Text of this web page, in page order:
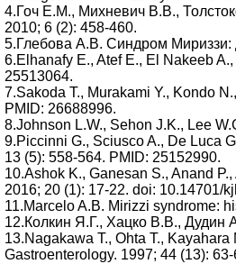
4.Гоч Е.М., Михневич В.В.,
2010; 6 (2): 458-460.
5.Глебова А.В. Синдром Мириззи:
6.Elhanafy E., Atef E., El Nakeeb
25513064.
7.Sakoda T., Murakami Y., Kondo
PMID: 26688996.
8.Johnson L.W., Sehon J.K., Lee
9.Piccinni G., Sciusco A., De Luca
13 (5): 558-564. PMID: 25152990.
10.Ashok K., Ganesan S., Anand
2016; 20 (1): 17-22. doi: 10.14701/
11.Marcelo A.B. Mirizzi syndrome:
12.Колкин Я.Г., Хацко В.В., Дудин
13.Nagakawa T., Ohta T.,
Gastroenterology. 1997; 44 (13):